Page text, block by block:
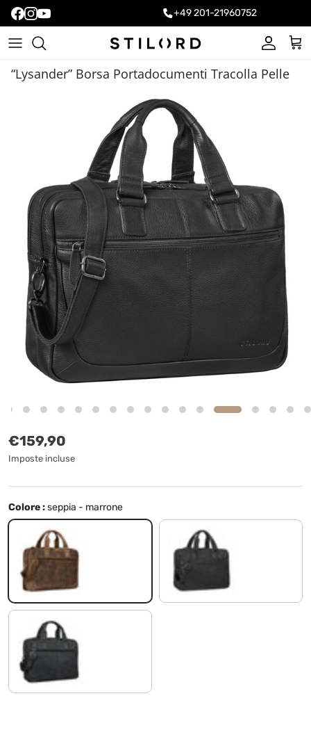
+49 201-21960752
Account
“Lysander” Borsa Portadocumenti Tracolla Pelle
Prezzo normale
€159,90
Imposte incluse
Colore :seppia - marrone
seppia - marrone ossidiana nero
antracite